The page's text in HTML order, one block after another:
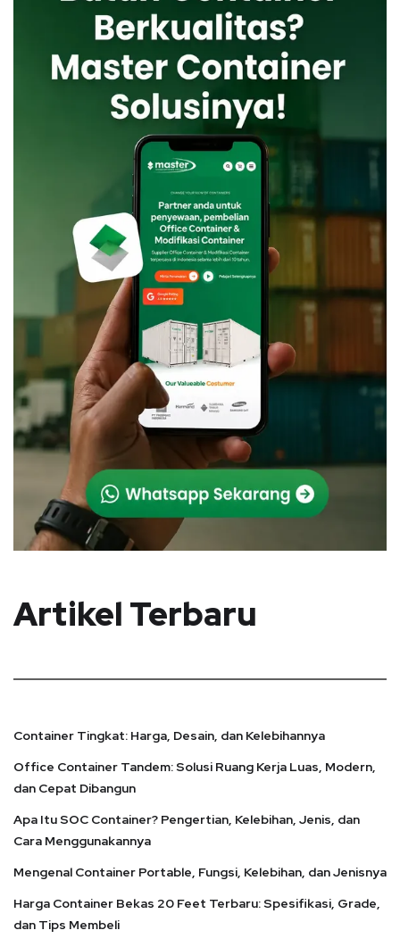
Artikel Terbaru
Container Tingkat: Harga, Desain, dan Kelebihannya
Office Container Tandem: Solusi Ruang Kerja Luas, Modern,
dan Cepat Dibangun
Apa Itu SOC Container? Pengertian, Kelebihan, Jenis, dan
Cara Menggunakannya
Mengenal Container Portable, Fungsi, Kelebihan, dan Jenisnya
Harga Container Bekas 20 Feet Terbaru: Spesifikasi, Grade,
dan Tips Membeli